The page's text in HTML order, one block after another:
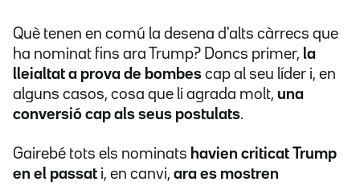
Què tenen en comú la desena d'alts càrrecs que
ha nominat fins ara Trump? Doncs primer, la
lleialtat a prova de bombes cap al seu líder i, en
alguns casos, cosa que li agrada molt, una
conversió cap als seus postulats.
Gairebé tots els nominats havien criticat Trump
en el passat i, en canvi, ara es mostren